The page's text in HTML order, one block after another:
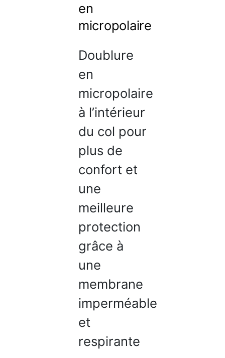
en
micropolaire
Doublure
en
micropolaire
à l’intérieur
du col pour
plus de
confort et
une
meilleure
protection
grâce à
une
membrane
imperméable
et
respirante